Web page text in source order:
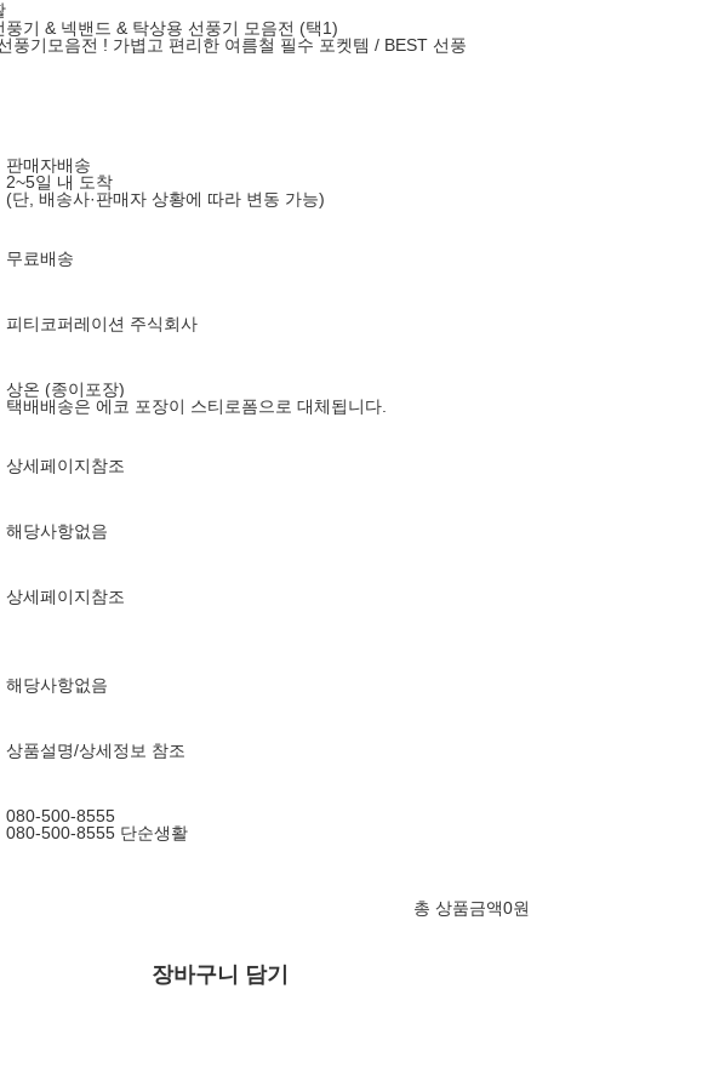
기 & 넥밴드 & 탁상용 선풍기 모음전 (택1)
풍기모음전 ! 가볍고 편리한 여름철 필수 포켓템 / BEST 선풍
판매자배송
2~5일 내 도착
(단, 배송사·판매자 상황에 따라 변동 가능)
무료배송
피티코퍼레이션 주식회사
상온 (종이포장)
택배배송은 에코 포장이 스티로폼으로 대체됩니다.
상세페이지참조
해당사항없음
상세페이지참조
해당사항없음
상품설명/상세정보 참조
080-500-8555
080-500-8555 단순생활
총 상품금액0원
장바구니 담기